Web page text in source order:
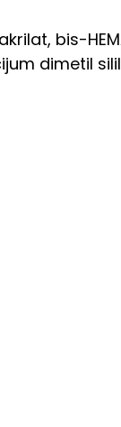
bis-
dimetil